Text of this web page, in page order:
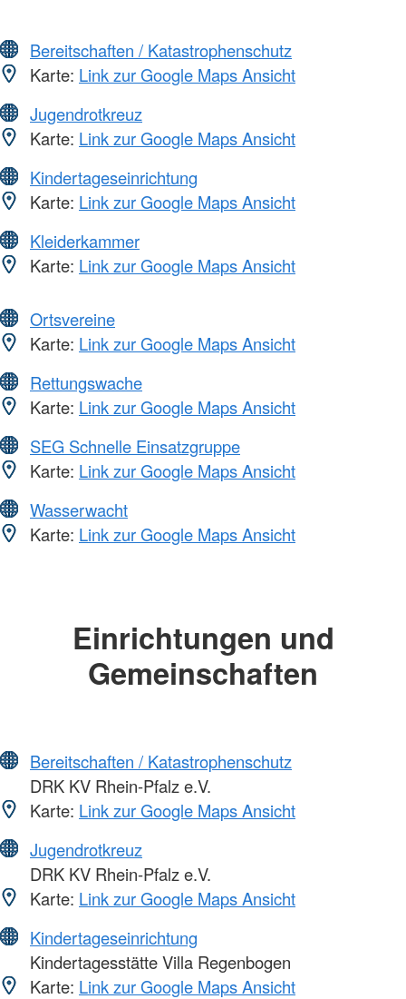
Bereitschaften / Katastrophenschutz
Karte: Link zur Google Maps Ansicht
Jugendrotkreuz
Karte: Link zur Google Maps Ansicht
Kindertageseinrichtung
Karte: Link zur Google Maps Ansicht
Kleiderkammer
Karte: Link zur Google Maps Ansicht
Ortsvereine
Karte: Link zur Google Maps Ansicht
Rettungswache
Karte: Link zur Google Maps Ansicht
SEG Schnelle Einsatzgruppe
Karte: Link zur Google Maps Ansicht
Wasserwacht
Karte: Link zur Google Maps Ansicht
Einrichtungen und
Gemeinschaften
Bereitschaften / Katastrophenschutz
DRK KV Rhein-Pfalz e.V.
Karte: Link zur Google Maps Ansicht
Jugendrotkreuz
DRK KV Rhein-Pfalz e.V.
Karte: Link zur Google Maps Ansicht
Kindertageseinrichtung
Kindertagesstätte Villa Regenbogen
Karte: Link zur Google Maps Ansicht